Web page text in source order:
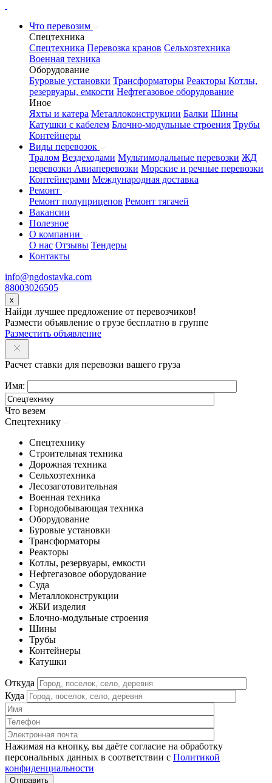
Что перевозим
Спецтехника
Спецтехника Перевозка кранов Сельхозтехника
Военная техника
Оборудование
Буровые установки Трансформаторы Реакторы Котлы,
резервуары, емкости Нефтегазовое оборудование
Иное
Яхты и катера Металлоконструкции Балки Шины
Катушки с кабелем Блочно-модульные строения Трубы
Контейнеры
Виды перевозок
Тралом Вездеходами Мультимодальные перевозки ЖД
перевозки Авиаперевозки Морские и речные перевозки
Контейнерами Международная доставка
Ремонт
Ремонт полуприцепов Ремонт тягачей
Вакансии
Полезное
О компании
О нас Отзывы Тендеры
Контакты
info@ngdostavka.com
88003026505
x
Найди лучшее предложение от перевозчиков!
Размести объявление о грузе бесплатно в группе
Разместить объявление
Расчет ставки для перевозки вашего груза
Имя:
Что везем
Спецтехнику
Спецтехнику
Строительная техника
Дорожная техника
Сельхозтехника
Лесозаготовительная
Военная техника
Горнодобывающая техника
Оборудование
Буровые установки
Трансформаторы
Реакторы
Котлы, резервуары, емкости
Нефтегазовое оборудование
Cуда
Металлоконструкции
ЖБИ изделия
Блочно-модульные строения
Шины
Трубы
Контейнеры
Катушки
Откуда
Куда
Нажимая на кнопку, вы даёте согласие на обработку
персональных данных в соответствии c Политикой
конфиденциальности